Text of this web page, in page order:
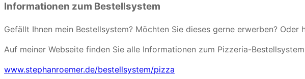
Informationen zum Bestellsystem
Gefällt Ihnen mein Bestellsystem? Möchten Sie dieses gerne erwerben? Oder
Auf meiner Webseite finden Sie alle Informationen zum Pizzeria-
www.stephanroemer.de/bestellsystem/pizza